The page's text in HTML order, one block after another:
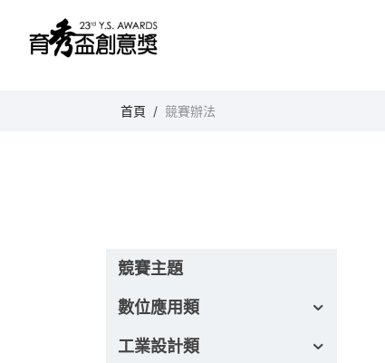
育秀盃創意獎
首頁 競賽辦法
競賽主題
數位應用類
工業設計類